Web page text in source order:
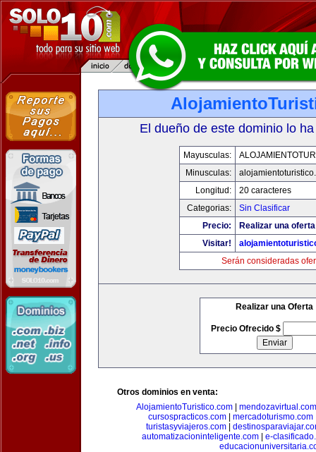
El dueño de este dominio lo
Mayusculas:
Minusculas:
Longitud:
20 caracteres
Categorias:
Sin Clasificar
Precio:
Realizar una
Visitar!
Serán consideradas
Realizar una Oferta
Precio Ofrecido $
Otros dominios en venta:
AlojamientoTuristico.com
mendozavirtual.com
cursospracticos.com| mercadoturismo.com
turistasyviajeros.com
automatizacioninteligente.com| e-